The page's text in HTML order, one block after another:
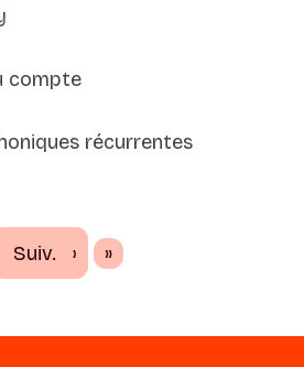
compte
récurrentes
Suiv. › Dernier
»